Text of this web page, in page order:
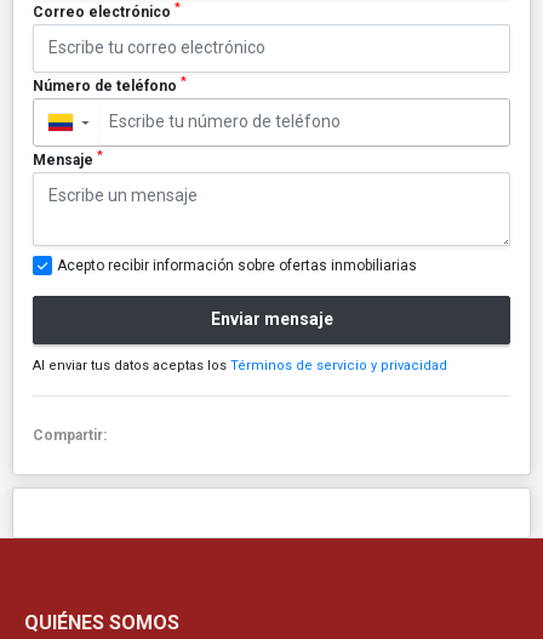
Correo electrónico *
Número de teléfono *
▼
Mensaje *
Acepto recibir información sobre ofertas inmobiliarias
Enviar mensaje
Al enviar tus datos aceptas los Términos de servicio y privacidad
Compartir:
QUIÉNES SOMOS